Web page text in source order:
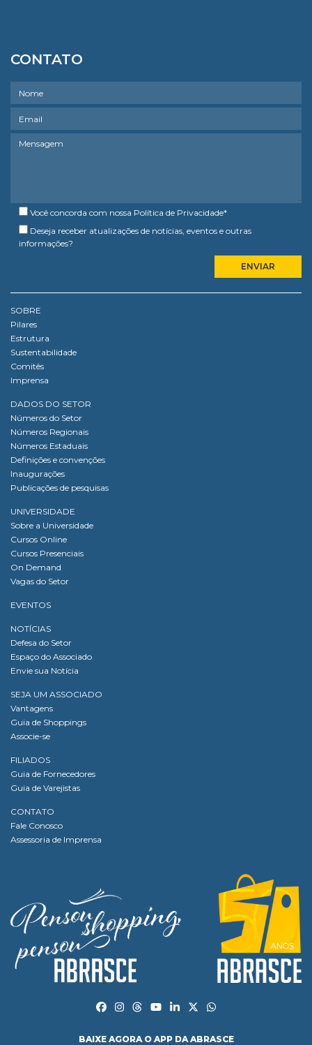
CONTATO
Você concorda com nossa Política de Privacidade*
Deseja receber atualizações de notícias, eventos e outras
informações?
SOBRE
Pilares
Estrutura
Sustentabilidade
Comitês
Imprensa
DADOS DO SETOR
Números do Setor
Números Regionais
Números Estaduais
Definições e convenções
Inaugurações
Publicações de pesquisas
UNIVERSIDADE
Sobre a Universidade
Cursos Online
Cursos Presenciais
On Demand
Vagas do Setor
EVENTOS
NOTÍCIAS
Defesa do Setor
Espaço do Associado
Envie sua Notícia
SEJA UM ASSOCIADO
Vantagens
Guia de Shoppings
Associe-se
FILIADOS
Guia de Fornecedores
Guia de Varejistas
CONTATO
Fale Conosco
Assessoria de Imprensa
BAIXE AGORA O APP DA ABRASCE